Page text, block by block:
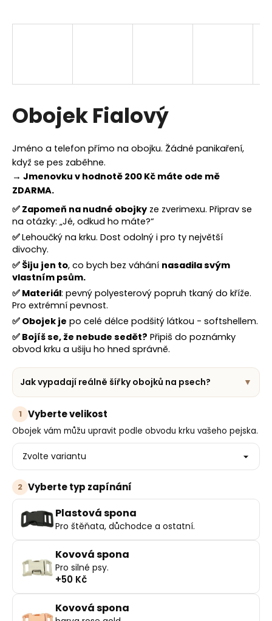
Obojek Fialový
Jméno a telefon přímo na obojku. Žádné panikaření,
když se pes zaběhne.
→ Jmenovku v hodnotě 200 Kč máte ode mě
ZDARMA.
✅ Zapomeň na nudné obojky ze zverimexu. Připrav se
na otázky: „Jé, odkud ho máte?“
✅Lehoučký na krku. Dost odolný i pro ty největší
divochy.
✅ Šiju jen to, co bych bez váhání nasadila svým
vlastním psům.
✅ Materiál: pevný polyesterový popruh tkaný do kříže.
Pro extrémní pevnost.
✅ Obojek je po celé délce podšitý látkou - softshellem.
✅ Bojíš se, že nebude sedět? Připiš do poznámky
obvod krku a ušiju ho hned správně.
Jak vypadají reálně šířky obojků na psech? ▼
1 Vyberte velikost
Obojek vám můžu upravit podle obvodu krku vašeho pejska.
2 Vyberte typ zapínání
Plastová spona
Pro štěňata, důchodce a ostatní.
Kovová spona
Pro silné psy.
+50 Kč
Kovová spona
j
?
D
o
p
o
r
u
č
u
j
e
m
e